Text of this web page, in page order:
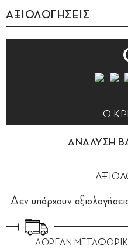
ΑΞΙΟΛΟΓΗΣΕΙΣ
0
ΑΝΑΛΥΣΗ
Δεν υπάρχουν
ΔΩΡΕΑΝ